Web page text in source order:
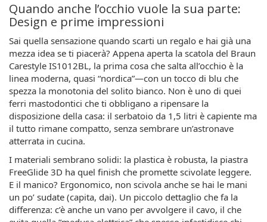
Quando anche l’occhio vuole la sua parte:
Design e prime impressioni
Sai quella sensazione quando scarti un regalo e hai già una
mezza idea se ti piacerà? Appena aperta la scatola del Braun
Carestyle IS1012BL, la prima cosa che salta all’occhio è la
linea moderna, quasi “nordica”—con un tocco di blu che
spezza la monotonia del solito bianco. Non è uno di quei
ferri mastodontici che ti obbligano a ripensare la
disposizione della casa: il serbatoio da 1,5 litri è capiente ma
il tutto rimane compatto, senza sembrare un’astronave
atterrata in cucina.
I materiali sembrano solidi: la plastica è robusta, la piastra
FreeGlide 3D ha quel finish che promette scivolate leggere.
E il manico? Ergonomico, non scivola anche se hai le mani
un po’ sudate (capita, dai). Un piccolo dettaglio che fa la
differenza: c’è anche un vano per avvolgere il cavo, il che